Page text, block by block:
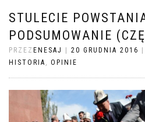
STULECIE
PODSUMOWANIE
PRZEZ ENESAJ 20 GRUDNIA 2016
HISTORIA , OPINIE